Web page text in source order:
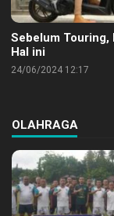
Sebelum Touring,
Hal ini
24/06/2024 12:17
OLAHRAGA